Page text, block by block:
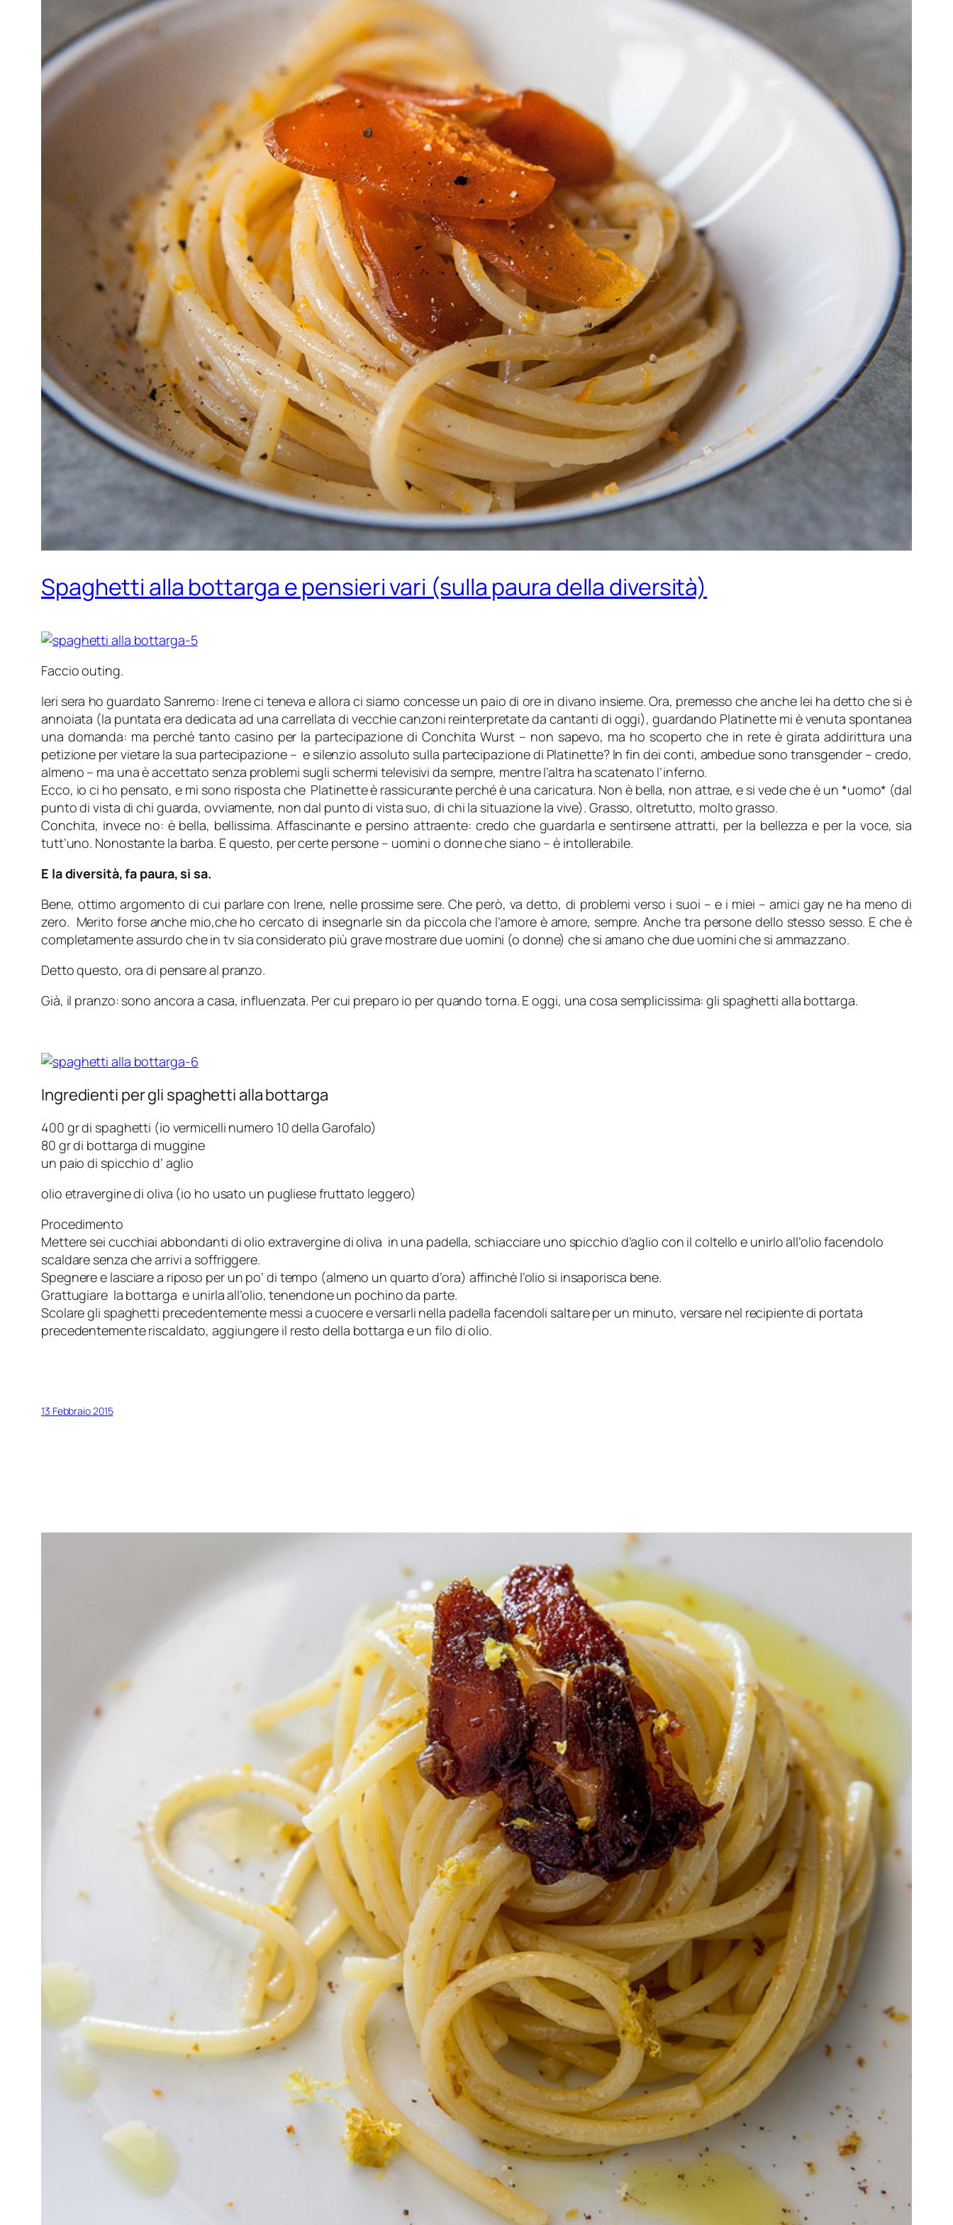
Spaghetti alla bottarga e pensieri vari (sulla paura della diversità)
Faccio outing.
Ieri sera ho guardato Sanremo: Irene ci teneva e allora ci siamo concesse un paio di ore in divano insieme. Ora, premesso che anche lei ha detto che si è
annoiata (la puntata era dedicata ad una carrellata di vecchie canzoni reinterpretate da cantanti di oggi), guardando Platinette mi è venuta spontanea
una domanda: ma perché tanto casino per la partecipazione di Conchita Wurst – non sapevo, ma ho scoperto che in rete è girata addirittura una
petizione per vietare la sua partecipazione – e silenzio assoluto sulla partecipazione di Platinette? In fin dei conti, ambedue sono transgender – credo,
almeno – ma una è accettato senza problemi sugli schermi televisivi da sempre, mentre l’altra ha scatenato l’inferno.
Ecco, io ci ho pensato, e mi sono risposta che Platinette è rassicurante perché è una caricatura. Non è bella, non attrae, e si vede che è un *uomo* (dal
punto di vista di chi guarda, ovviamente, non dal punto di vista suo, di chi la situazione la vive). Grasso, oltretutto, molto grasso.
Conchita, invece no: è bella, bellissima. Affascinante e persino attraente: credo che guardarla e sentirsene attratti, per la bellezza e per la voce, sia
tutt’uno. Nonostante la barba. E questo, per certe persone – uomini o donne che siano –è intollerabile.
E la diversità, fa paura, si sa.
Bene, ottimo argomento di cui parlare con Irene, nelle prossime sere. Che però, va detto, di problemi verso i suoi – e i miei – amici gay ne ha meno di
zero. Merito forse anche mio,che ho cercato di insegnarle sin da piccola che l’amore è amore, sempre. Anche tra persone dello stesso sesso. E che è
completamente assurdo che in tv sia considerato più grave mostrare due uomini (o donne) che si amano che due uomini che si ammazzano.
Detto questo, ora di pensare al pranzo.
Già, il pranzo: sono ancora a casa, influenzata. Per cui preparo io per quando torna. E oggi, una cosa semplicissima: gli spaghetti alla bottarga.
Ingredienti per gli spaghetti alla bottarga
400 gr di spaghetti (io vermicelli numero 10 della Garofalo)
80 gr di bottarga di muggine
un paio di spicchio d’ aglio
olio etravergine di oliva (io ho usato un pugliese fruttato leggero)
Procedimento
Mettere sei cucchiai abbondanti di olio extravergine di oliva in una padella, schiacciare uno spicchio d’aglio con il coltello e unirlo all’olio facendolo
scaldare senza che arrivi a soffriggere.
Spegnere e lasciare a riposo per un po’ di tempo (almeno un quarto d’ora) affinchè l’olio si insaporisca bene.
Grattugiare la bottarga e unirla all’olio, tenendone un pochino da parte.
Scolare gli spaghetti precedentemente messi a cuocere e versarli nella padella facendoli saltare per un minuto, versare nel recipiente di portata
precedentemente riscaldato, aggiungere il resto della bottarga e un filo di olio.
13 Febbraio 2015